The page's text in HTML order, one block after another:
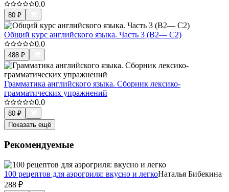
0.0
80 ₽
Общий курс английского языка. Часть 3 (В2— С2)
0.0
488 ₽
Грамматика английского языка. Сборник лексико-
грамматических упражнений
0.0
80 ₽
Показать ещё
Рекомендуемые
100 рецептов для аэрогриля: вкусно и легкоНаталья Бибекина
288 ₽